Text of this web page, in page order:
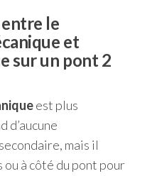
le
et
sur un pont 2
est plus
d’aucune
mais il
ou à côté du pont pour